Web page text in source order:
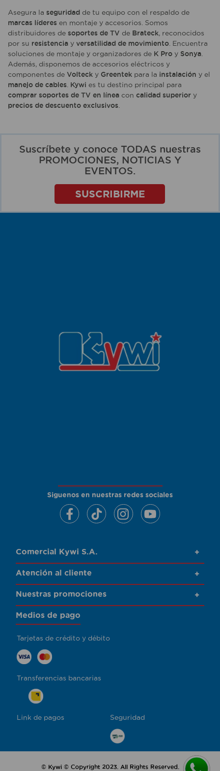
Asegura la seguridad de tu equipo con el respaldo de
marcas líderes en montaje y accesorios. Somos
distribuidores de soportes de TV de Brateck, reconocidos
por su resistencia y versatilidad de movimiento . Encuentra
soluciones de montaje y organizadores de K Pro y Sonya
Además, disponemos de accesorios eléctricos y
componentes de Volteck y Greentek para la instalación y el
manejo de cables Kywi es tu destino principal para
comprar soportes de TV en línea con calidad superior y
precios de descuento exclusivos
Suscríbete y conoce TODAS nuestras
PROMOCIONES, NOTICIAS Y
EVENTOS.
SUSCRIBIRME
Siguenos en nuestras redes sociales
Comercial Kywi S.A. +
Atención al cliente +
Nuestras promociones +
Medios de pago
Tarjetas de crédito y débito
Transferencias bancarias
Link de pagos Seguridad
© Kywi © Copyright 2023. All Rights Reserved.